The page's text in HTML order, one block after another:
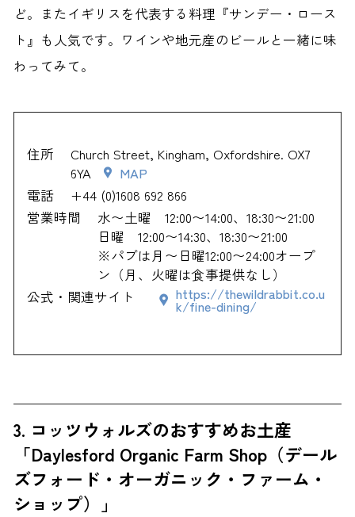
ど。またイギリスを代表する料理『サンデー・ロース
ト』も人気です。ワインや地元産のビールと一緒に味
わってみて。
住所
Church Street, Kingham, Oxfordshire. OX7
6YA
MAP
電話
+44 (0)1608 692 866
営業時間
水〜土曜 12:00〜14:00、18:30〜21:00
日曜 12:00〜14:30、18:30〜21:00
※パブは月〜日曜12:00〜24:00オープ
ン（月、火曜は食事提供なし）
公式・関連サイト
https://thewildrabbit.co.u
k/fine-dining/
3. コッツウォルズのおすすめお土産
「Daylesford Organic Farm Shop（デール
ズフォード・オーガニック・ファーム・
ショップ）」